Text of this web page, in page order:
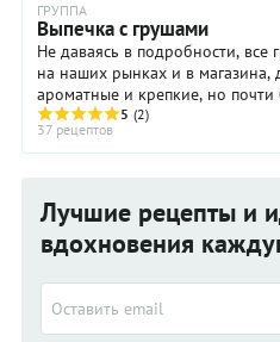
ГРУППА
Выпечка с грушами
Не даваясь в подробности,
на наших рынках и в магазина,
ароматные и крепкие, но почти
подходят для выпечки с грушами
5 (2)
37 рецептов
Лучшие рецепты и
вдохновения